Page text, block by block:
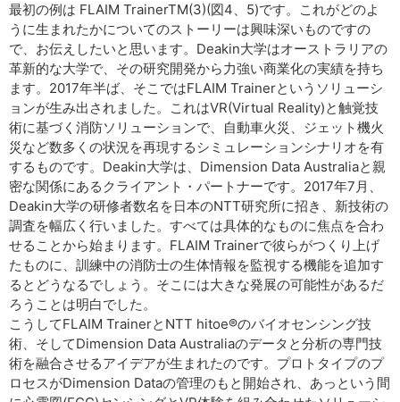
最初の例は FLAIM TrainerTM(3)(図4、5)です。これがどのよ
うに生まれたかについてのストーリーは興味深いものですの
で、お伝えしたいと思います。Deakin大学はオーストラリアの
革新的な大学で、その研究開発から力強い商業化の実績を持ち
ます。2017年半ば、そこではFLAIM Trainerというソリューシ
ョンが生み出されました。これはVR(Virtual Reality)と触覚技
術に基づく消防ソリューションで、自動車火災、ジェット機火
災など数多くの状況を再現するシミュレーションシナリオを有
するものです。Deakin大学は、Dimension Data Australiaと親
密な関係にあるクライアント・パートナーです。2017年7月、
Deakin大学の研修者数名を日本のNTT研究所に招き、新技術の
調査を幅広く行いました。すべては具体的なものに焦点を合わ
せることから始まります。FLAIM Trainerで彼らがつくり上げ
たものに、訓練中の消防士の生体情報を監視する機能を追加す
るとどうなるでしょう。そこには大きな発展の可能性があるだ
ろうことは明白でした。
こうしてFLAIM TrainerとNTT hitoe®のバイオセンシング技
術、そしてDimension Data Australiaのデータと分析の専門技
術を融合させるアイデアが生まれたのです。プロトタイプのプ
ロセスがDimension Dataの管理のもと開始され、あっという間